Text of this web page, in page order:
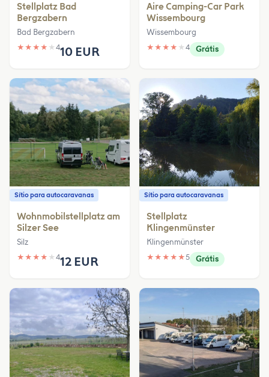
Stellplatz Bad
Bergzabern
Bad Bergzabern
★ ★ ★ ★ ★ 410 EUR
Aire Camping-Car Park
Wissembourg
Wissembourg
★ ★ ★ ★ ★ 4 Grátis
Sítio para autocaravanas
Wohnmobilstellplatz am
Silzer See
Silz
★ ★ ★ ★ ★ 412 EUR
Sítio para autocaravanas
Stellplatz
Klingenmünster
Klingenmünster
★ ★ ★ ★ ★5 Grátis